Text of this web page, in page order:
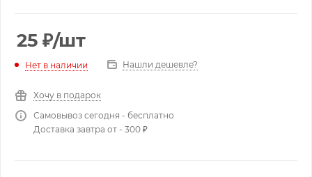
25 ₽/шт
Нет в наличии Нашли дешевле?
Хочу в подарок
Самовывоз сегодня - бесплатно
Доставка завтра от - 300 ₽